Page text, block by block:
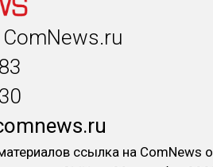
ссылка на ComNews